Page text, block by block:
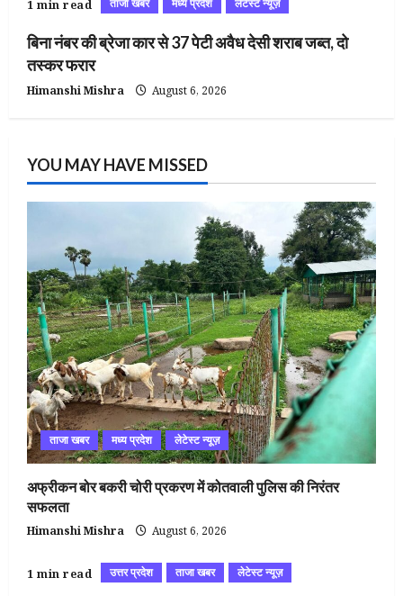
1 min read ताजा खबर मध्य प्रदेश लेटेस्ट न्यूज़
बिना नंबर की ब्रेजा कार से 37 पेटी अवैध देसी शराब जब्त, दो
तस्कर फरार
Himanshi Mishra August 6, 2026
YOU MAY HAVE MISSED
ताजा खबर मध्य प्रदेश लेटेस्ट न्यूज़
अफ्रीकन बोर बकरी चोरी प्रकरण में कोतवाली पुलिस की निरंतर
सफलता
Himanshi Mishra August 6, 2026
1 min read उत्तर प्रदेश ताजा खबर लेटेस्ट न्यूज़